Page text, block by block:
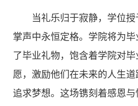
当礼乐归于寂静，学位
掌声中永恒定格。学院将为
了毕业礼物，饱含着学院对
愿，激励他们在未来的人生道
追求梦想。这场镌刻着感恩